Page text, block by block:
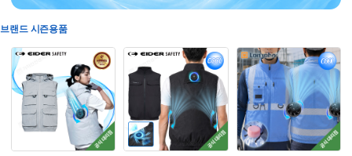
브랜드 시즌용품